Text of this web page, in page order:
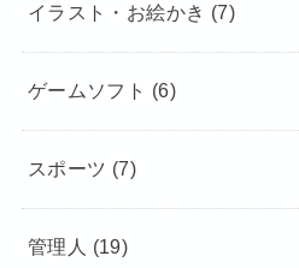
イラスト・お絵かき (7)
ゲームソフト (6)
スポーツ (7)
管理人 (19)